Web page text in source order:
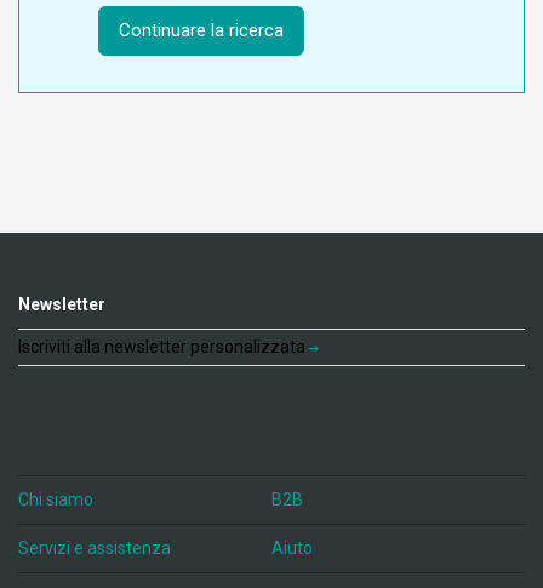
Continuare la ricerca
Newsletter
Iscriviti alla newsletter personalizzata
Chi siamo B2B
Servizi e assistenza Aiuto